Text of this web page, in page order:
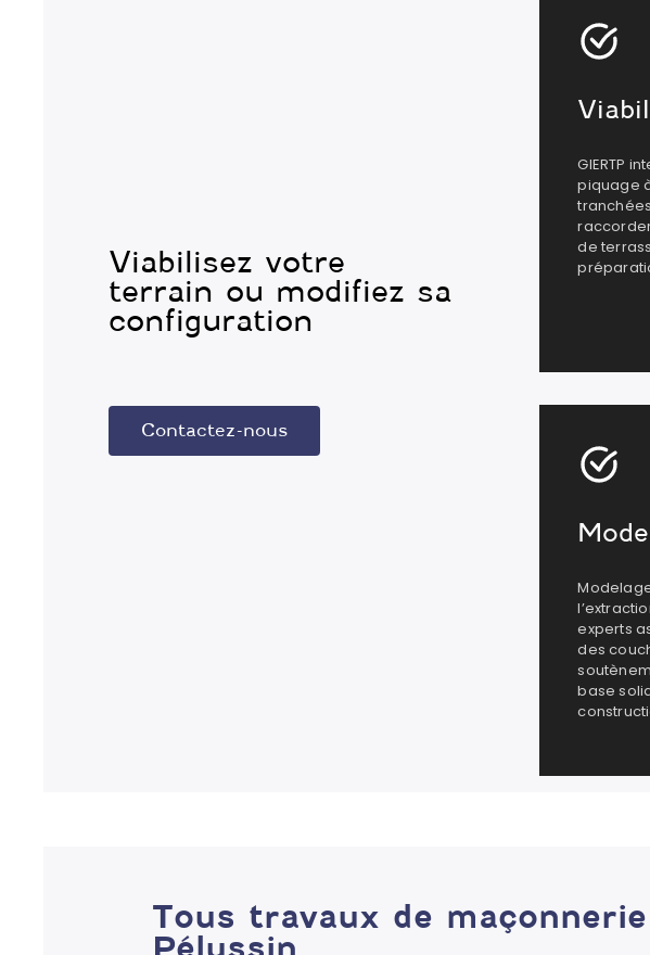
Viabilisez votre
terrain ou modifiez sa
configuration
Contactez-nous
GIERTP
piquage
de
experts
des
base
Tous travaux de